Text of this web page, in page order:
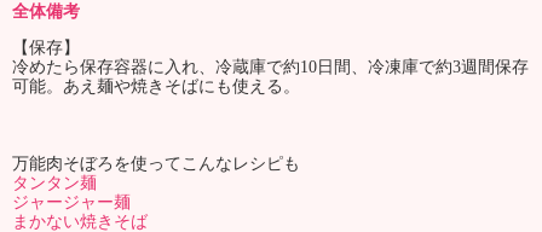
全体備考
【保存】
冷めたら保存容器に入れ、冷蔵庫で約10日間、冷凍庫で約3週間保存
可能。あえ麺や焼きそばにも使える。
万能肉そぼろを使ってこんなレシピも
タンタン麺
ジャージャー麺
まかない焼きそば